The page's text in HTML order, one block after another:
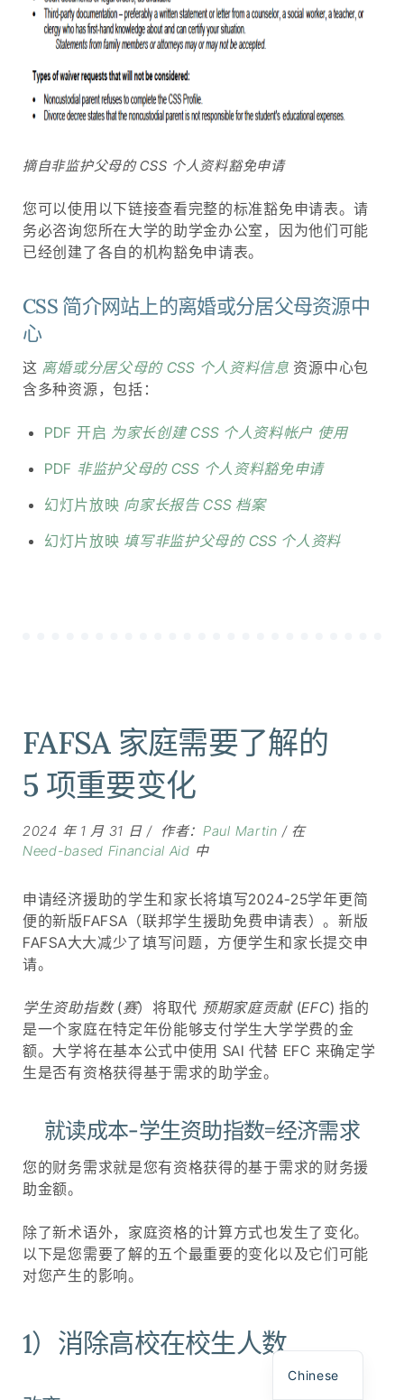
摘自非监护父母的 CSS 个人资料豁免申请
您可以使用以下链接查看完整的标准豁免申请表。请
务必咨询您所在大学的助学金办公室，因为他们可能
已经创建了各自的机构豁免申请表。
CSS 简介网站上的离婚或分居父母资源中
心
这 离婚或分居父母的 CSS 个人资料信息 资源中心包
含多种资源，包括：
PDF 开启 为家长创建 CSS 个人资料帐户 使用
PDF 非监护父母的 CSS 个人资料豁免申请
幻灯片放映 向家长报告 CSS 档案
幻灯片放映 填写非监护父母的 CSS 个人资料
FAFSA 家庭需要了解的
5 项重要变化
2024 年 1 月 31 日 作者：Paul Martin
在
Need-based Financial Aid 中
申请经济援助的学生和家长将填写2024-25学年更简
便的新版FAFSA（联邦学生援助免费申请表）。新版
FAFSA大大减少了填写问题，方便学生和家长提交申
请。
学生资助指数(赛）将取代 预期家庭贡献(EFC) 指的
是一个家庭在特定年份能够支付学生大学学费的金
额。大学将在基本公式中使用 SAI 代替 EFC 来确定学
生是否有资格获得基于需求的助学金。
就读成本-学生资助指数=经济需求
您的财务需求就是您有资格获得的基于需求的财务援
助金额。
除了新术语外，家庭资格的计算方式也发生了变化。
以下是您需要了解的五个最重要的变化以及它们可能
对您产生的影响。
1）消除高校在校生人数
Chinese